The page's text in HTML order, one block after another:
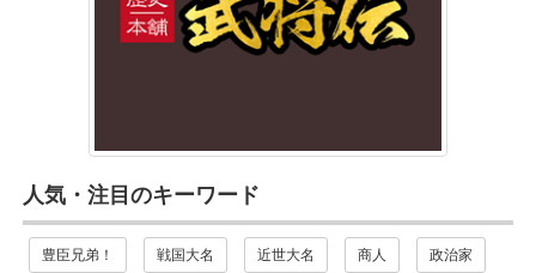
人気・注目のキーワード
豊臣兄弟！ 戦国大名 近世大名 商人 政治家